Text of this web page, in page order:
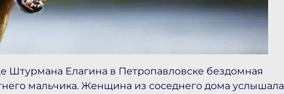
Штурмана Елагина в Петропавловске бездомная
мальчика. Женщина из соседнего дома услышала